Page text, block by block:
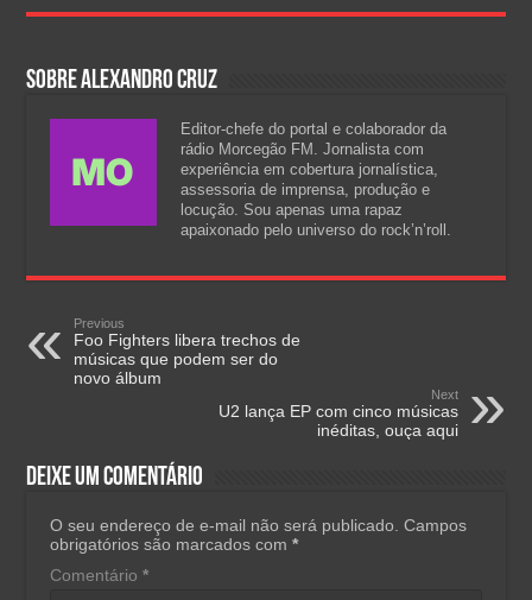
Sobre Alexandro Cruz
Editor-chefe do portal e colaborador da
rádio Morcegão FM. Jornalista com
experiência em cobertura jornalística,
assessoria de imprensa, produção e
locução. Sou apenas uma rapaz
apaixonado pelo universo do rock’n’roll.
Previous
Foo Fighters libera trechos de
músicas que podem ser do
novo álbum
Next
U2 lança EP com cinco músicas
inéditas, ouça aqui
Deixe um comentário
O seu endereço de e-mail não será publicado. Campos
obrigatórios são marcados com*
Comentário*